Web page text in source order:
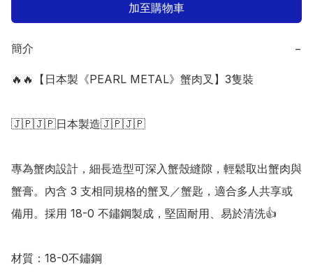
加至購物車
簡介 −
🔥🔥【日本製《PEARL METAL》蟹肉叉】3隻裝
🇯🇵🇯🇵日本製造🇯🇵🇯🇵
專為蟹肉設計，細長造型可深入蟹殼縫隙，輕鬆取出蟹肉與
蟹膏。內含 3 支相同規格的蟹叉／蟹匙，適合多人共享或
備用。採用 18-0 不鏽鋼製成，堅固耐用、易於清洗👍
材質：18-0不鏽鋼